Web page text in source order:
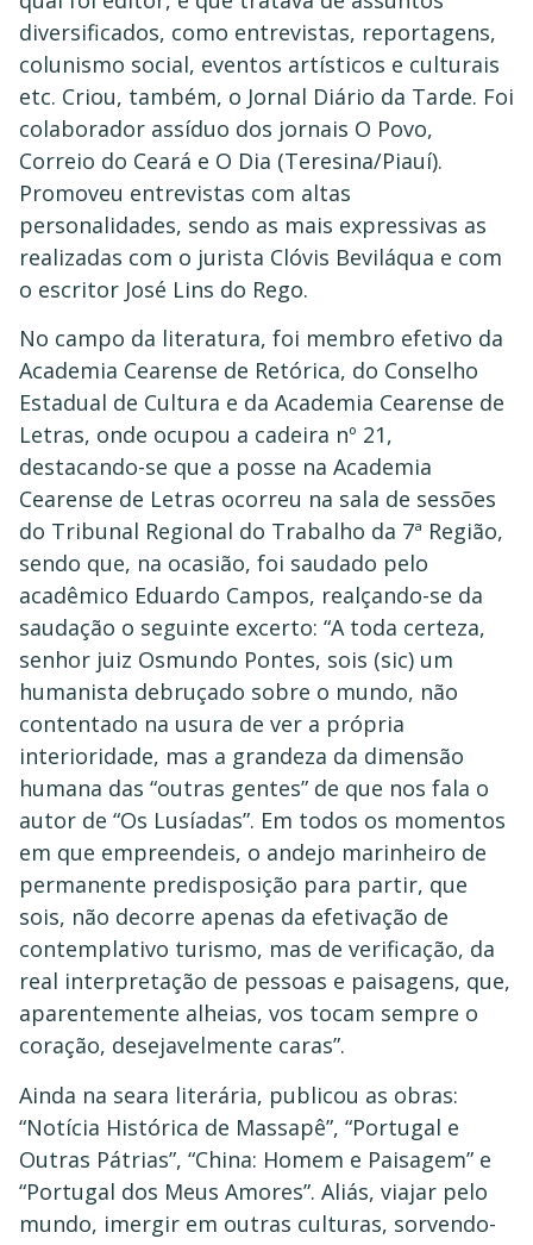
diversificados, como entrevistas, reportagens,
colunismo social, eventos artísticos e culturais
etc. Criou, também, o Jornal Diário da Tarde. Foi
colaborador assíduo dos jornais O Povo,
Correio do Ceará e O Dia (Teresina/Piauí).
Promoveu entrevistas com altas
personalidades, sendo as mais expressivas as
realizadas com o jurista Clóvis Beviláqua e com
o escritor José Lins do Rego.
No campo da literatura, foi membro efetivo da
Academia Cearense de Retórica, do Conselho
Estadual de Cultura e da Academia Cearense de
Letras, onde ocupou a cadeira nº 21,
destacando-se que a posse na Academia
Cearense de Letras ocorreu na sala de sessões
do Tribunal Regional do Trabalho da 7ª Região,
sendo que, na ocasião, foi saudado pelo
acadêmico Eduardo Campos, realçando-se da
saudação o seguinte excerto: “A toda certeza,
senhor juiz Osmundo Pontes, sois (sic) um
humanista debruçado sobre o mundo, não
contentado na usura de ver a própria
interioridade, mas a grandeza da dimensão
humana das “outras gentes” de que nos fala o
autor de “Os Lusíadas”. Em todos os momentos
em que empreendeis, o andejo marinheiro de
permanente predisposição para partir, que
sois, não decorre apenas da efetivação de
contemplativo turismo, mas de verificação, da
real interpretação de pessoas e paisagens, que,
aparentemente alheias, vos tocam sempre o
coração, desejavelmente caras”.
Ainda na seara literária, publicou as obras:
“Notícia Histórica de Massapê”, “Portugal e
Outras Pátrias”, “China: Homem e Paisagem” e
“Portugal dos Meus Amores”. Aliás, viajar pelo
mundo, imergir em outras culturas, sorvendo-